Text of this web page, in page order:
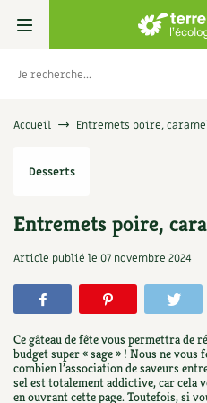
Livres
Permaculture, Jardin bio
Verger, arbres
Petit élevage
Aménagement jardin
Les 4 saisons
Se réabonner
Offrir un abonnement
Les numéros
4 saisons
Graines, semences
Potagères
Aromatiques
Florales
Cartes cadeau
Centre Terre vivante
Découvrir le Centre
Visiter en famille, entre
Infos & conseils
Jardin bio
Parole libre
Accueil Entremets poire,
Desserts
Entremets poire,
Article publié le 07 novembre 2024
Ce gâteau de fête vous permettra de
budget super « sage » ! Nous ne
combien l’association de saveurs
sel est totalement addictive, car cela
en ouvrant cette page. Toutefois, si